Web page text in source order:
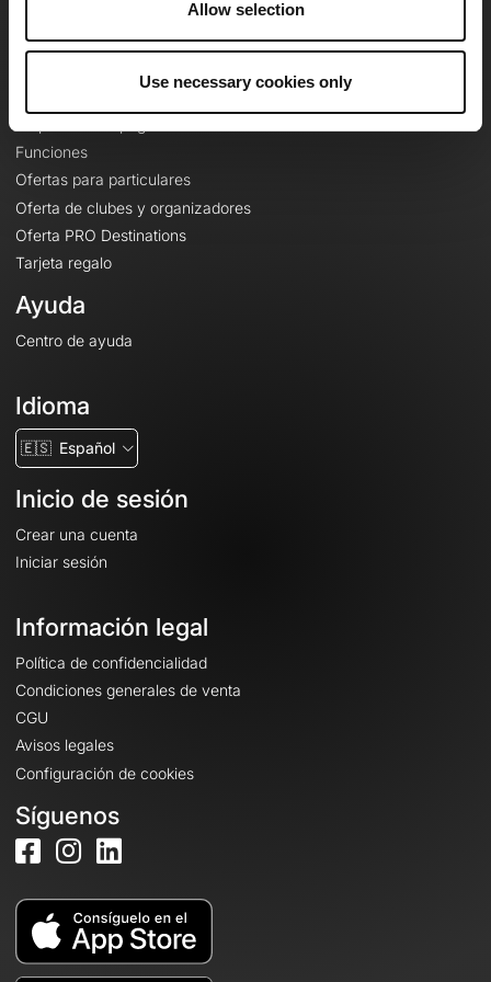
Allow selection
Use necessary cookies only
Le Mag'
Funciones
Ofertas para particulares
Oferta de clubes y organizadores
Oferta PRO Destinations
Tarjeta regalo
Ayuda
Centro de ayuda
Idioma
🇪🇸 Español
Inicio de sesión
Crear una cuenta
Iniciar sesión
Información legal
Política de confidencialidad
Condiciones generales de venta
CGU
Avisos legales
Configuración de cookies
Síguenos